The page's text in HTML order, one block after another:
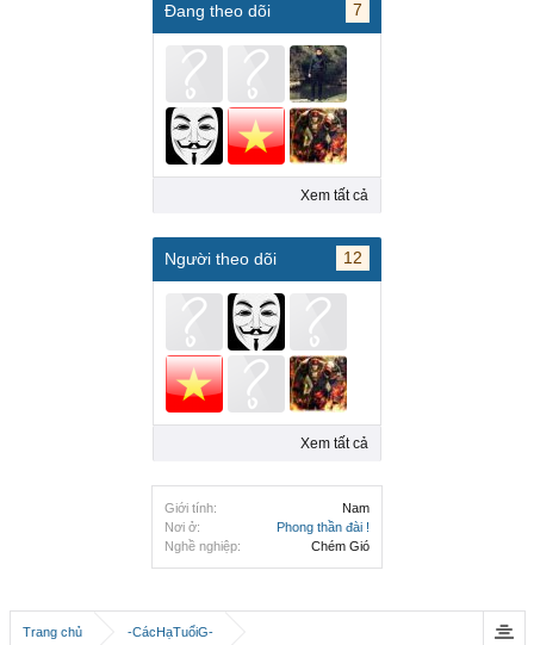
Đang theo dõi 7
Xem tất cả
Người theo dõi 12
Xem tất cả
Giới tính:
Nam
Nơi ở:
Phong thần đài !
Nghề nghiệp:
Chém Gió
Trang chủ -CácHạTuổiG-